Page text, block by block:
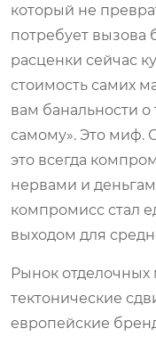
который не
потребует вызова
расценки сейчас
стоимость самих
вам банальности о
самому». Это миф.
это всегда
нервами и
компромисс стал
выходом для
Рынок
тектонические
европейские